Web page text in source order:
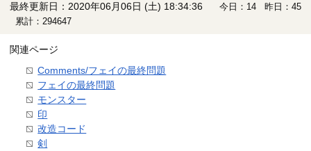
最終更新日：2020年06月06日 (土) 18:34:36
今日：14 昨日：45
累計：294647
関連ページ
Comments/フェイの最終問題
フェイの最終問題
モンスター
印
改造コード
剣